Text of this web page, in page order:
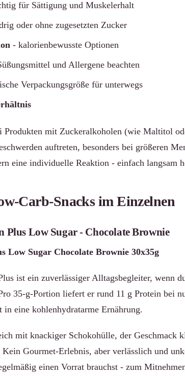
für Sättigung und Muskelerhalt
oder ohne zugesetzten Zucker
- kalorienbewusste Optionen
und Allergene beachten
Verpackungsgröße für unterwegs
mit Zuckeralkoholen (wie Maltitol
auftreten, besonders bei größeren
eine individuelle Reaktion - einfach langsam
Carb-Snacks im Einzelnen
Plus Low Sugar - Chocolate Brownie
Low Sugar Chocolate Brownie 30x35g
ist ein zuverlässiger Alltagsbegleiter, wenn
35-g-Portion liefert er rund 11 g Protein bei
in eine kohlenhydratarme Ernährung.
mit knackiger Schokohülle, der Geschmack
Gourmet-Erlebnis, aber verlässlich und
einen Vorrat brauchst - zum